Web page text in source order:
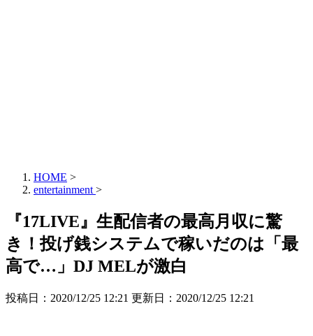
HOME >
entertainment >
『17LIVE』生配信者の最高月収に驚
き！投げ銭システムで稼いだのは「最
高で…」DJ MELが激白
投稿日：2020/12/25 12:21 更新日： 2020/12/25 12:21